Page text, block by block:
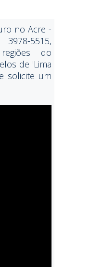
no Acre -
5515,
do
de 'Lima
solicite um